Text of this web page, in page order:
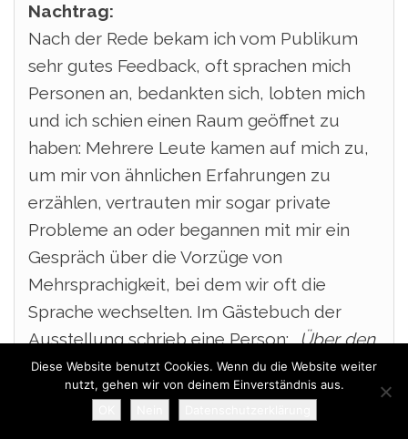
Nachtrag:
Nach der Rede bekam ich vom Publikum
sehr gutes Feedback, oft sprachen mich
Personen an, bedankten sich, lobten mich
und ich schien einen Raum geöffnet zu
haben: Mehrere Leute kamen auf mich zu,
um mir von ähnlichen Erfahrungen zu
erzählen, vertrauten mir sogar private
Probleme an oder begannen mit mir ein
Gespräch über die Vorzüge von
Mehrsprachigkeit, bei dem wir oft die
Sprache wechselten. Im Gästebuch der
Ausstellung schrieb eine Person:„Über den
Text Ihrer Tochter werde ich noch einmal
nachdenken“und eine Frau kam auf mich
zu mit der Frage, ob sie den Text für eine
Diese Website benutzt Cookies. Wenn du die Website weiter
nutzt, gehen wir von deinem Einverständnis aus.